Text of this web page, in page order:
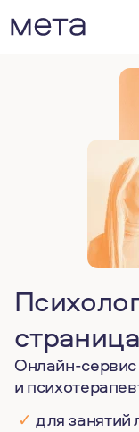
Онлайн-сервис
и
✓ для занятий